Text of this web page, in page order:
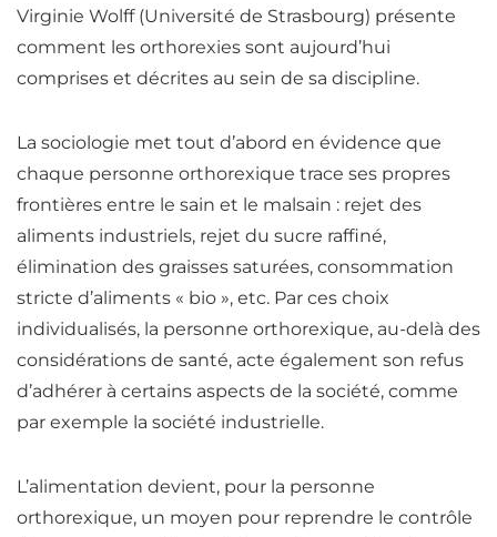
Virginie Wolff (Université de Strasbourg) présente
comment les orthorexies sont aujourd’hui
comprises et décrites au sein de sa discipline.
La sociologie met tout d’abord en évidence que
chaque personne orthorexique trace ses propres
frontières entre le sain et le malsain : rejet des
aliments industriels, rejet du sucre raffiné,
élimination des graisses saturées, consommation
stricte d’aliments « bio », etc. Par ces choix
individualisés, la personne orthorexique, au-delà des
considérations de santé, acte également son refus
d’adhérer à certains aspects de la société, comme
par exemple la société industrielle.
L’alimentation devient, pour la personne
orthorexique, un moyen pour reprendre le contrôle